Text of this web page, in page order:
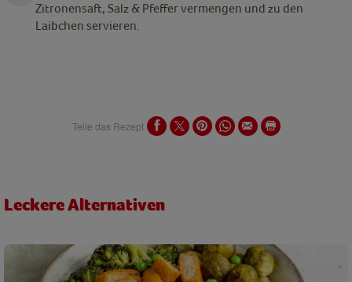
Zitronensaft, Salz & Pfeffer vermengen und zu den
Laibchen servieren.
Teile das Rezept
Leckere Alternativen